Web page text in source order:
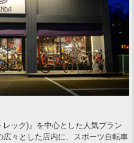
ック)』を中心とした人気ブラン
広々とした店内に、スポーツ自転車